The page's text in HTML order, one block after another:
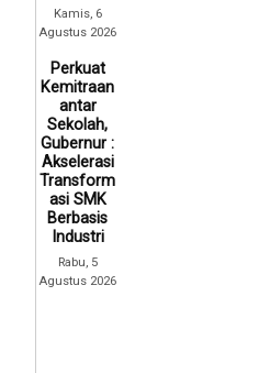
Kamis, 6
Agustus 2026
Perkuat
Kemitraan
antar
Sekolah,
Gubernur :
Akselerasi
Transform
asi SMK
Berbasis
Industri
Rabu, 5
Agustus 2026